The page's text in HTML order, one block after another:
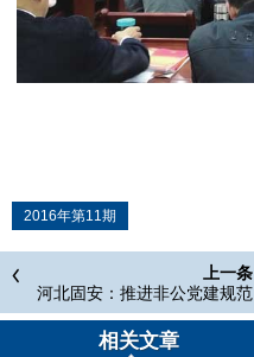
2016年第11期
上一条
河北固安：推进非公党建规范
化发展
相关文章